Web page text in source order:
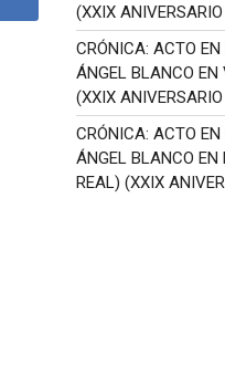
(XXIX
CRÓNICA: ACTO EN
ÁNGEL BLANCO
(XXIX
CRÓNICA: ACTO EN
ÁNGEL BLANCO
REAL) (XXIX